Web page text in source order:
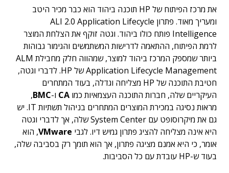
את מרכז הפיתוח של HP תוכנה ביהוד הוא כבר מכיר היטב
ומעריך מאוד. פתרון ALI 2.0 Application Lifecycle
Intelligence פותח כולו ביהוד. וגטה זוקף את הצלחת המוצר
לרמת הפיתוח, ההתאמה לדרישות המשתמשים והגימור גבוהות
ביותר שמספק המרכז ביהוד למוצר, שמהווה חלק מחבילת ALM
Application Lifecycle Management של HP. לדברי וגטה,
חטיבת התוכנה של HP מצליחה וגדלה, בעוד המתחרים
העיקריים שלה, חברות התוכנה העצמאיות כמו CA ו-BMC
,
מראות נסיגה במכירת המוצרים המתחרים בניהול תשתיות IT. יש
גם את מיקרוסופט עם System Center שלה, אך לדברי וגטה
היא אינה מצליחה להציג פתרון גמיש דיו. לגבי VMware, הוא
אומר, כי היא אמנם מציגה פתרון, אך הוא תומך רק בסביבה שלה,
בעוד ש-HP עובדת עם כל הסביבות.